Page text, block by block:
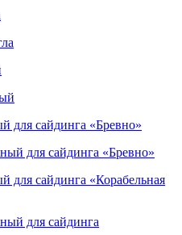
для сайдинга «Бревно»
для сайдинга «Корабельная